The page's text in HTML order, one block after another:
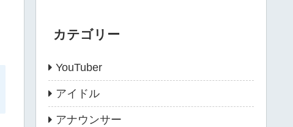
カテゴリー
YouTuber
アイドル
アナウンサー